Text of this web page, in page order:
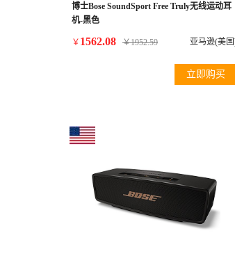
博士Bose SoundSport Free Truly无线运动耳
机-黑色
￥ 1562.08 ￥1952.59 亚马逊(美
立即购买